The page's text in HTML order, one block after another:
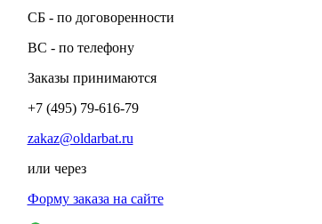
СБ - по договоренности
ВС - по телефону
Заказы принимаются
+7 (495) 79-616-79
zakaz@oldarbat.ru
или через
Форму заказа на сайте